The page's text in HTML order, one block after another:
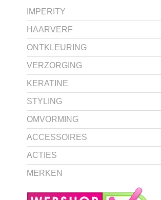
IMPERITY
HAARVERF
ONTKLEURING
VERZORGING
KERATINE
STYLING
OMVORMING
ACCESSOIRES
ACTIES
MERKEN